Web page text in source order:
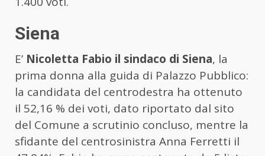
Siena
E’ Nicoletta Fabio il sindaco di Siena, la
prima donna alla guida di Palazzo Pubblico:
la candidata del centrodestra ha ottenuto
il 52,16 % dei voti, dato riportato dal sito
del Comune a scrutinio concluso, mentre la
sfidante del centrosinistra Anna Ferretti il